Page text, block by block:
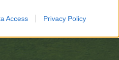
Access Privacy Policy